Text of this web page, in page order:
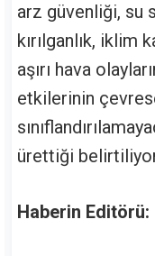
arz güvenliği, su
kırılganlık, iklim
aşırı hava
etkilerinin
ürettiği
Haberin Editörü: